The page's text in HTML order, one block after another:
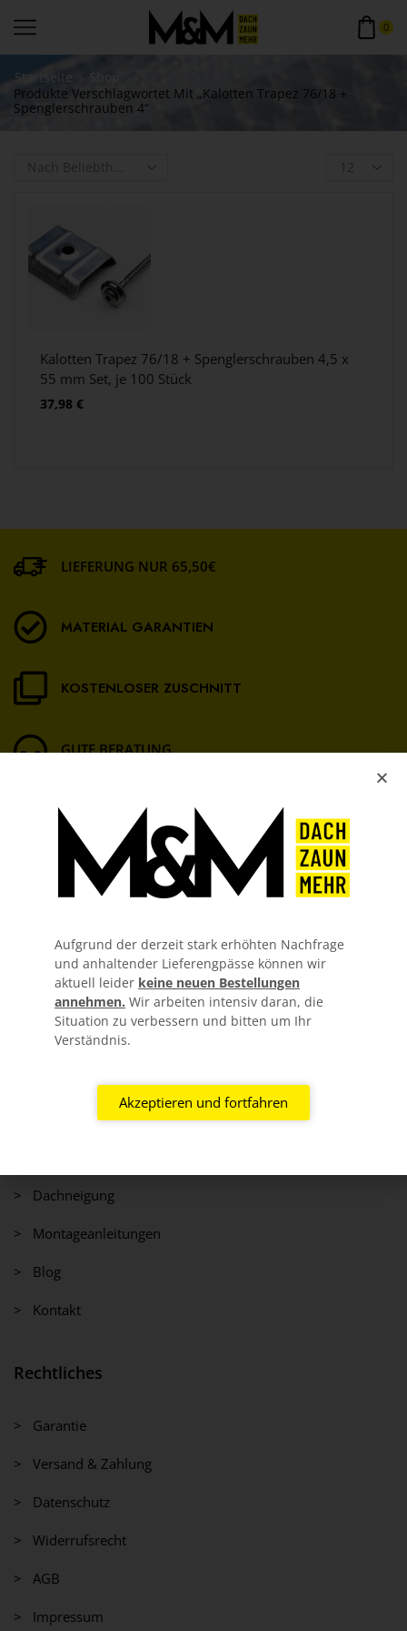
0
Startseite
Shop
Produkte Verschlagwortet Mit „Kalotten Trapez 76/18 +
Spenglerschrauben 4“
Kalotten Trapez 76/18 + Spenglerschrauben 4,5 x
55 mm Set, je 100 Stück
37,98 €
LIEFERUNG NUR 65,50€
MATERIAL GARANTIEN
KOSTENLOSER ZUSCHNITT
GUTE BERATUNG
> Dachneigung
> Montageanleitungen
> Blog
> Kontakt
Rechtliches
> Garantie
> Versand & Zahlung
> Datenschutz
> Widerrufsrecht
> AGB
> Impressum
Aufgrund der derzeit stark erhöhten Nachfrage
und anhaltender Lieferengpässe können wir
aktuell leider keine neuen Bestellungen
annehmen. Wir arbeiten intensiv daran, die
Situation zu verbessern und bitten um Ihr
Verständnis.
Akzeptieren und fortfahren